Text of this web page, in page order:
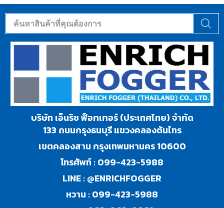
บริษัท เอ็นริช ฟ็อกเกอร์ (ประเทศไทย) จำกัด
133 ถนนกรุงธนบุรี แขวงคลองต้นไทร
เขตคลองสาน กรุงเทพมหานคร 10600
โทรศัพท์ :099-423-5988
LINE :@ENRICHFOGGER
หวาน :099-423-5988